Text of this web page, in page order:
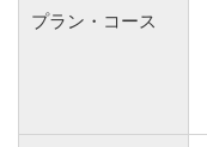
プラン・コース